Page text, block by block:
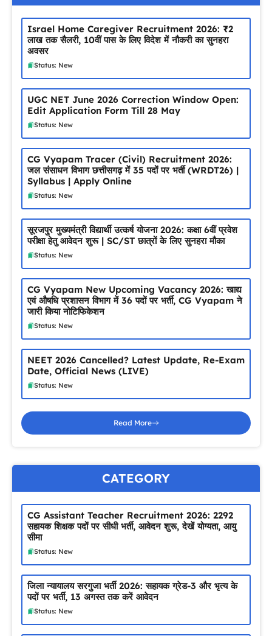
Israel Home Caregiver Recruitment 2026: ₹2
लाख तक सैलरी, 10वीं पास के लिए विदेश में नौकरी का सुनहरा
अवसर
Status: New
UGC NET June 2026 Correction Window Open:
Edit Application Form Till 28 May
Status: New
CG Vyapam Tracer (Civil) Recruitment 2026:
जल संसाधन विभाग छत्तीसगढ़ में 35 पदों पर भर्ती (WRDT26) |
Syllabus | Apply Online
Status: New
सूरजपुर मुख्यमंत्री विद्यार्थी उत्कर्ष योजना 2026: कक्षा 6वीं प्रवेश
परीक्षा हेतु आवेदन शुरू | SC/ST छात्रों के लिए सुनहरा मौका
Status: New
CG Vyapam New Upcoming Vacancy 2026: खाद्य
एवं औषधि प्रशासन विभाग में 36 पदों पर भर्ती, CG Vyapam ने
जारी किया नोटिफिकेशन
Status: New
NEET 2026 Cancelled? Latest Update, Re-Exam
Date, Official News (LIVE)
Status: New
Read More
CATEGORY
CG Assistant Teacher Recruitment 2026: 2292
सहायक शिक्षक पदों पर सीधी भर्ती, आवेदन शुरू, देखें योग्यता, आयु
सीमा
Status: New
जिला न्यायालय सरगुजा भर्ती 2026: सहायक ग्रेड-3 और भृत्य के
पदों पर भर्ती, 13 अगस्त तक करें आवेदन
Status: New